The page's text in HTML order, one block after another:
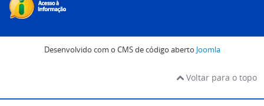
Desenvolvido com o CMS de código aberto Joomla
Voltar para o topo